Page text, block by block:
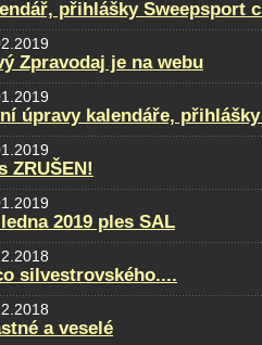
přihlášky Sweepsport
Zpravodaj je na webu
úpravy kalendáře, přihlášky
ZRUŠEN!
2019 ples SAL
silvestrovského....
a veselé